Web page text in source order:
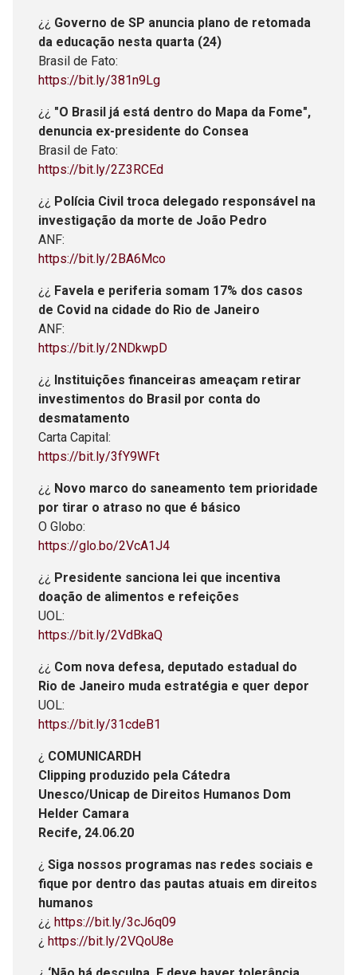
¿¿ Governo de SP anuncia plano de retomada
da educação nesta quarta (24)
Brasil de Fato:
https://bit.ly/381n9Lg
¿¿ "O Brasil já está dentro do Mapa da Fome",
denuncia ex-presidente do Consea
Brasil de Fato:
https://bit.ly/2Z3RCEd
¿¿ Polícia Civil troca delegado responsável na
investigação da morte de João Pedro
ANF:
https://bit.ly/2BA6Mco
¿¿ Favela e periferia somam 17% dos casos
de Covid na cidade do Rio de Janeiro
ANF:
https://bit.ly/2NDkwpD
¿¿
Instituições financeiras ameaçam retirar
investimentos do Brasil por conta do
desmatamento
Carta Capital:
https://bit.ly/3fY9WFt
¿¿ Novo marco do saneamento tem prioridade
por tirar o atraso no que é básico
O Globo:
https://glo.bo/2VcA1J4
¿¿ Presidente sanciona lei que incentiva
doação de alimentos e refeições
UOL:
https://bit.ly/2VdBkaQ
¿¿ Com nova defesa, deputado estadual do
Rio de Janeiro muda estratégia e quer depor
UOL:
https://bit.ly/31cdeB1
¿ COMUNICARDH
Clipping produzido pela Cátedra
Unesco/Unicap de Direitos Humanos Dom
Helder Camara
Recife, 24.06.20
¿ Siga nossos programas nas redes sociais e
fique por dentro das pautas atuais em direitos
humanos
¿¿ https://bit.ly/3cJ6q09
¿ https://bit.ly/2VQoU8e